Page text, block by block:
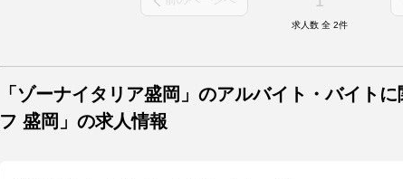
求人数 全 2件
「ゾーナイタリア盛岡」のアルバイト・バイト
フ 盛岡」の求人情報